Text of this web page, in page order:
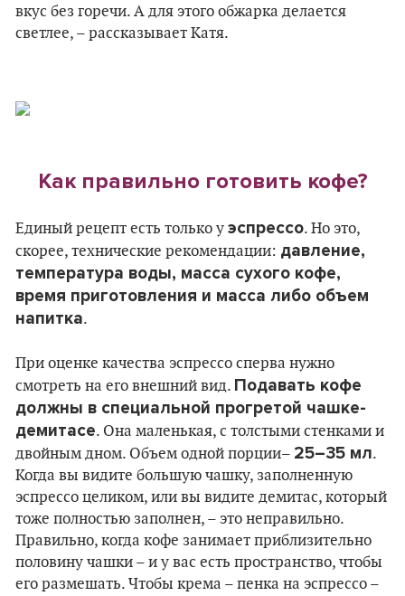
вкус без горечи. А для этого обжарка делается
светлее, – рассказывает Катя.
Как правильно готовить кофе?
Единый рецепт есть только у эспрессо. Но это,
скорее, технические рекомендации: давление,
температура воды, масса сухого кофе,
время приготовления и масса либо объем
напитка.
При оценке качества эспрессо сперва нужно
смотреть на его внешний вид. Подавать кофе
должны в специальной прогретой чашке-
демитасе. Она маленькая, с толстыми стенками и
двойным дном. Объем одной порции– 25–35 мл.
Когда вы видите большую чашку, заполненную
эспрессо целиком, или вы видите демитас, который
тоже полностью заполнен, – это неправильно.
Правильно, когда кофе занимает приблизительно
половину чашки – и у вас есть пространство, чтобы
его размешать. Чтобы крема – пенка на эспрессо –